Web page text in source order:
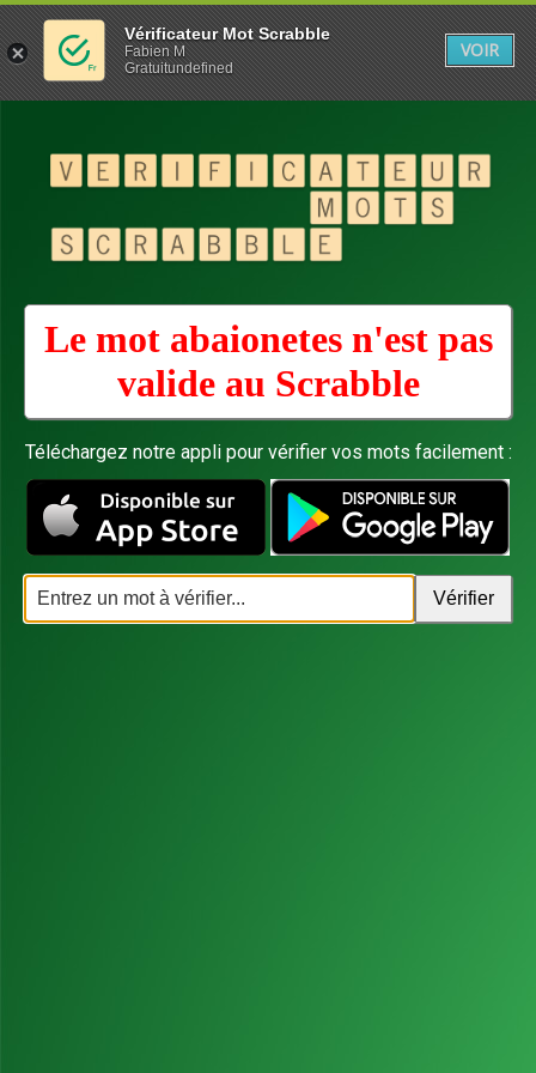
Le mot abaionetes n'est pas
valide au Scrabble
Téléchargez notre appli pour vérifier vos mots facilement :
Vérificateur Mot Scrabble
Fabien M
Gratuitundefined
VOIR